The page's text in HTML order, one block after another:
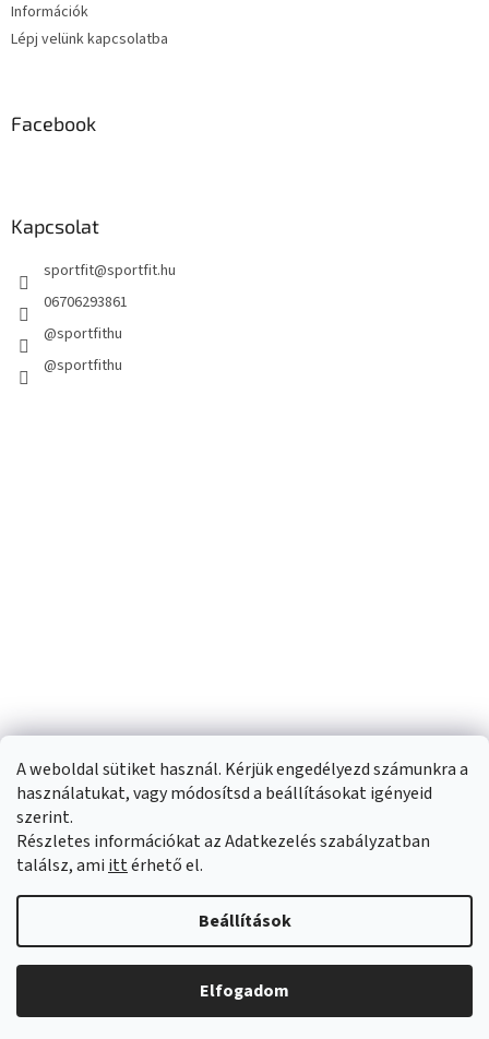
A weboldal sütiket használ. Kérjük engedélyezd számunkra a
használatukat, vagy módosítsd a beállításokat igényeid
szerint.
Részletes információkat az Adatkezelés szabályzatban
találsz, ami ittérhető el.
Beállítások
Elfogadom
Információk
Lépj velünk kapcsolatba
Facebook
Kapcsolat
sportfit@sportfit.hu
06706293861
@sportfithu
@sportfithu
Shoptet készítette
Sportfit.hu. Minden jog fenntartva.